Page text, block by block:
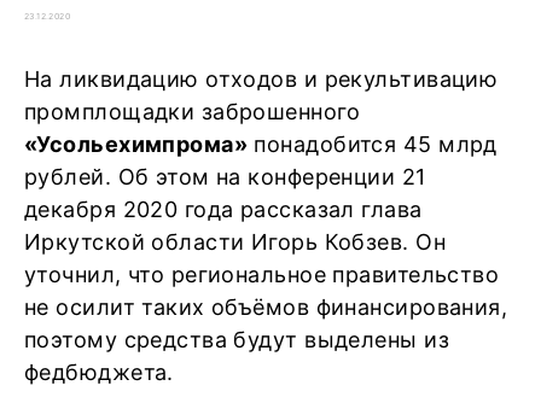
23.12.2020
На ликвидацию отходов и рекультивацию
промплощадки заброшенного
«Усольехимпрома» понадобится 45 млрд
рублей. Об этом на конференции 21
декабря 2020 года рассказал глава
Иркутской области Игорь Кобзев. Он
уточнил, что региональное правительство
не осилит таких объёмов финансирования,
поэтому средства будут выделены из
федбюджета.